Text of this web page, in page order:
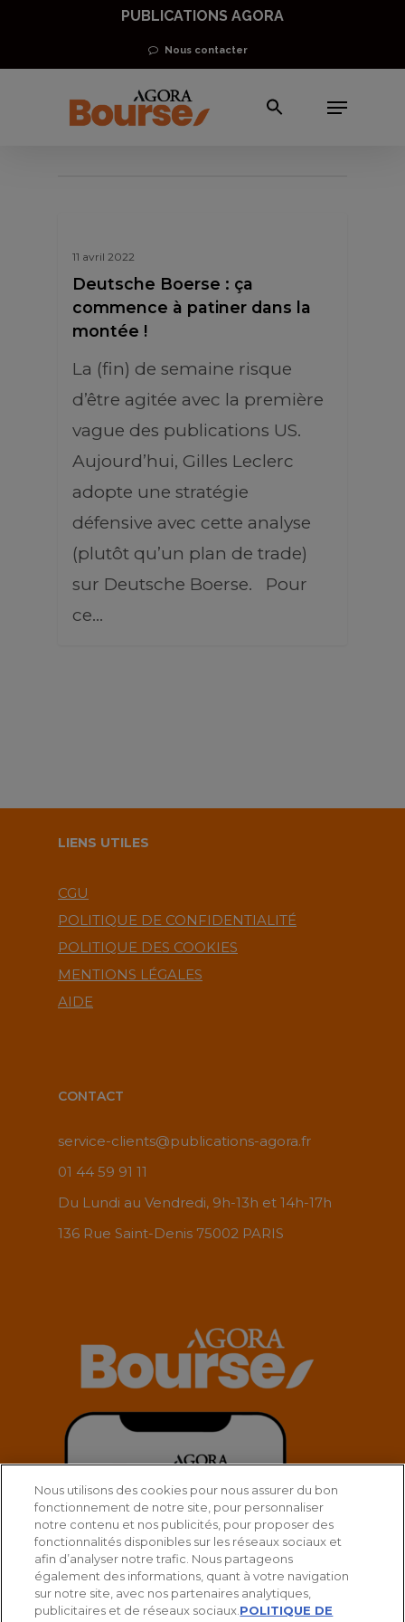
main
PUBLICATIONS AGORA
Nous contacter
Menu
Allemagne
11 avril 2022
Deutsche Boerse : ça
commence à patiner dans la
montée !
La (fin) de semaine risque
d’être agitée avec la première
vague des publications US.
Aujourd’hui, Gilles Leclerc
adopte une stratégie
défensive avec cette analyse
(plutôt qu’un plan de trade)
sur Deutsche Boerse. Pour
ce…
LIENS UTILES
CGU
POLITIQUE DE CONFIDENTIALITÉ
POLITIQUE DES COOKIES
MENTIONS LÉGALES
AIDE
CONTACT
service-clients@publications-agora.fr
01 44 59 91 11
Du Lundi au Vendredi, 9h-13h et 14h-17h
136 Rue Saint-Denis 75002 PARIS
Nous utilisons des cookies pour nous assurer du bon
fonctionnement de notre site, pour personnaliser
notre contenu et nos publicités, pour proposer des
fonctionnalités disponibles sur les réseaux sociaux et
afin d’analyser notre trafic. Nous partageons
également des informations, quant à votre navigation
sur notre site, avec nos partenaires analytiques,
publicitaires et de réseaux sociaux. POLITIQUE DE